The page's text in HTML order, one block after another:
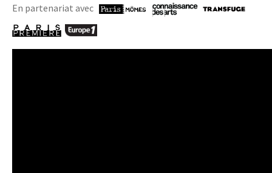
En partenariat avec